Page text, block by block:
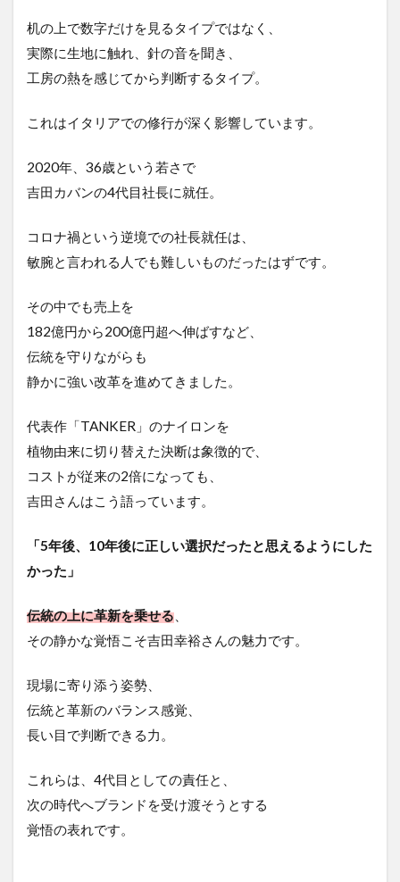
机の上で数字だけを見るタイプではなく、
実際に生地に触れ、針の音を聞き、
工房の熱を感じてから判断するタイプ。
これはイタリアでの修行が深く影響しています。
2020年、36歳という若さで
吉田カバンの4代目社長に就任。
コロナ禍という逆境での社長就任は、
敏腕と言われる人でも難しいものだったはずです。
その中でも売上を
182億円から200億円超へ伸ばすなど、
伝統を守りながらも
静かに強い改革を進めてきました。
代表作「TANKER」のナイロンを
植物由来に切り替えた決断は象徴的で、
コストが従来の2倍になっても、
吉田さんはこう語っています。
「5年後、10年後に正しい選択だったと思えるようにした
かった」
伝統の上に革新を乗せる
その静かな覚悟こそ吉田幸裕さんの魅力です。
現場に寄り添う姿勢、
伝統と革新のバランス感覚、
長い目で判断できる力。
これらは、4代目としての責任と、
次の時代へブランドを受け渡そうとする
覚悟の表れです。